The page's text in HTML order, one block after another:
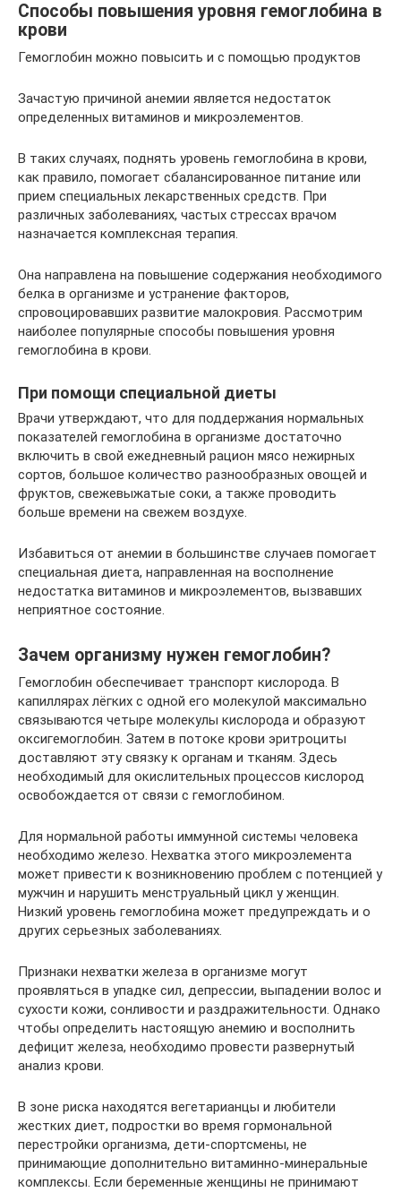
Способы повышения уровня гемоглобина в
крови
Гемоглобин можно повысить и с помощью продуктов
Зачастую причиной анемии является недостаток
определенных витаминов и микроэлементов.
В таких случаях, поднять уровень гемоглобина в крови,
как правило, помогает сбалансированное питание или
прием специальных лекарственных средств. При
различных заболеваниях, частых стрессах врачом
назначается комплексная терапия.
Она направлена на повышение содержания необходимого
белка в организме и устранение факторов,
спровоцировавших развитие малокровия. Рассмотрим
наиболее популярные способы повышения уровня
гемоглобина в крови.
При помощи специальной диеты
Врачи утверждают, что для поддержания нормальных
показателей гемоглобина в организме достаточно
включить в свой ежедневный рацион мясо нежирных
сортов, большое количество разнообразных овощей и
фруктов, свежевыжатые соки, а также проводить
больше времени на свежем воздухе.
Избавиться от анемии в большинстве случаев помогает
специальная диета, направленная на восполнение
недостатка витаминов и микроэлементов, вызвавших
неприятное состояние.
Зачем организму нужен гемоглобин?
Гемоглобин обеспечивает транспорт кислорода. В
капиллярах лёгких с одной его молекулой максимально
связываются четыре молекулы кислорода и образуют
оксигемоглобин. Затем в потоке крови эритроциты
доставляют эту связку к органам и тканям. Здесь
необходимый для окислительных процессов кислород
освобождается от связи с гемоглобином.
Для нормальной работы иммунной системы человека
необходимо железо. Нехватка этого микроэлемента
может привести к возникновению проблем с потенцией у
мужчин и нарушить менструальный цикл у женщин.
Низкий уровень гемоглобина может предупреждать и о
других серьезных заболеваниях.
Признаки нехватки железа в организме могут
проявляться в упадке сил, депрессии, выпадении волос и
сухости кожи, сонливости и раздражительности. Однако
чтобы определить настоящую анемию и восполнить
дефицит железа, необходимо провести развернутый
анализ крови.
В зоне риска находятся вегетарианцы и любители
жестких диет, подростки во время гормональной
перестройки организма, дети-спортсмены, не
принимающие дополнительно витаминно-минеральные
комплексы. Если беременные женщины не принимают